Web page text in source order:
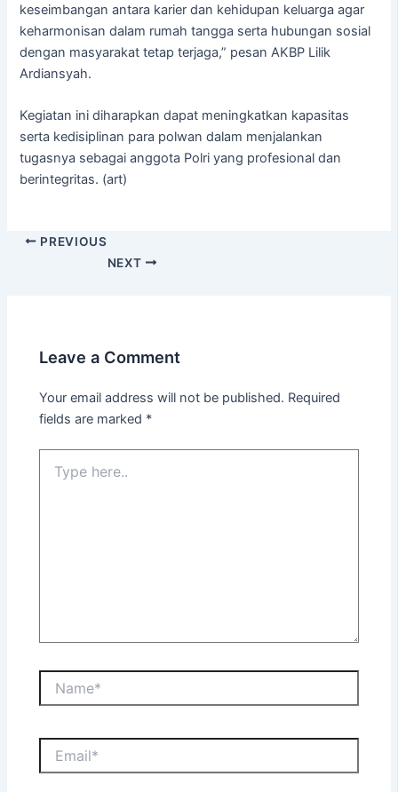
keseimbangan antara karier dan kehidupan keluarga agar
keharmonisan dalam rumah tangga serta hubungan sosial
dengan masyarakat tetap terjaga,” pesan AKBP Lilik
Ardiansyah.
Kegiatan ini diharapkan dapat meningkatkan kapasitas
serta kedisiplinan para polwan dalam menjalankan
tugasnya sebagai anggota Polri yang profesional dan
berintegritas. (art)
PREVIOUS
NEXT
Leave a Comment
Your email address will not be published. Required
fields are marked *
here..